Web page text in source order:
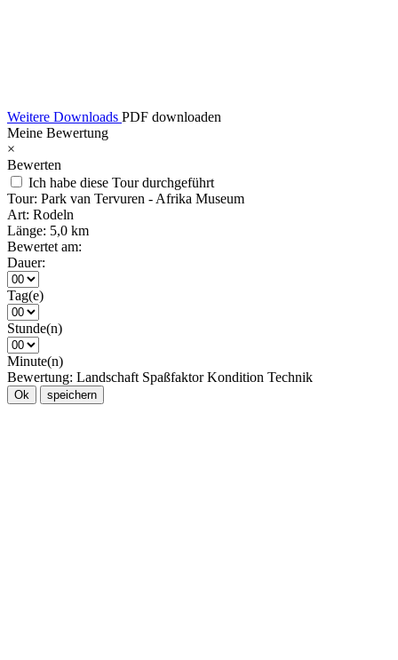
Weitere Downloads PDF downloaden
Meine Bewertung
×
Bewerten
Ich habe diese Tour durchgeführt
Tour: Park van Tervuren - Afrika Museum
Art: Rodeln
Länge: 5,0 km
Bewertet am:
Dauer:
Tag(e)
Stunde(n)
Minute(n)
Bewertung: Landschaft Spaßfaktor Kondition Technik
Ok speichern